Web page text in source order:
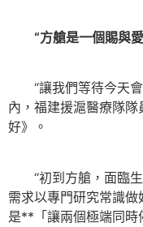
“方艙是一個賜與愛
“讓我們等待今天會
內，福建援滬醫療隊隊
好》。
“初到方艙，面臨生
需求以專門研究常識
是**「讓兩個極端同時